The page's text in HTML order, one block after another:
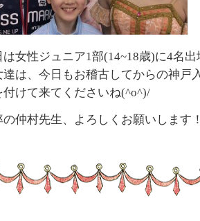
は女性ジュニア1部(14~18歳)に4名
達は、今日もお稽古してからの神戸
付けて来てくださいね(^o^)/
の仲村先生、よろしくお願いします